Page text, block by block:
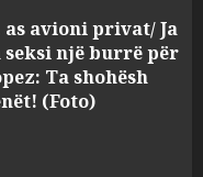
as avioni privat/ Ja
seksi një burrë për
Ta shohësh
(Foto)
e Fierit, dy të
në